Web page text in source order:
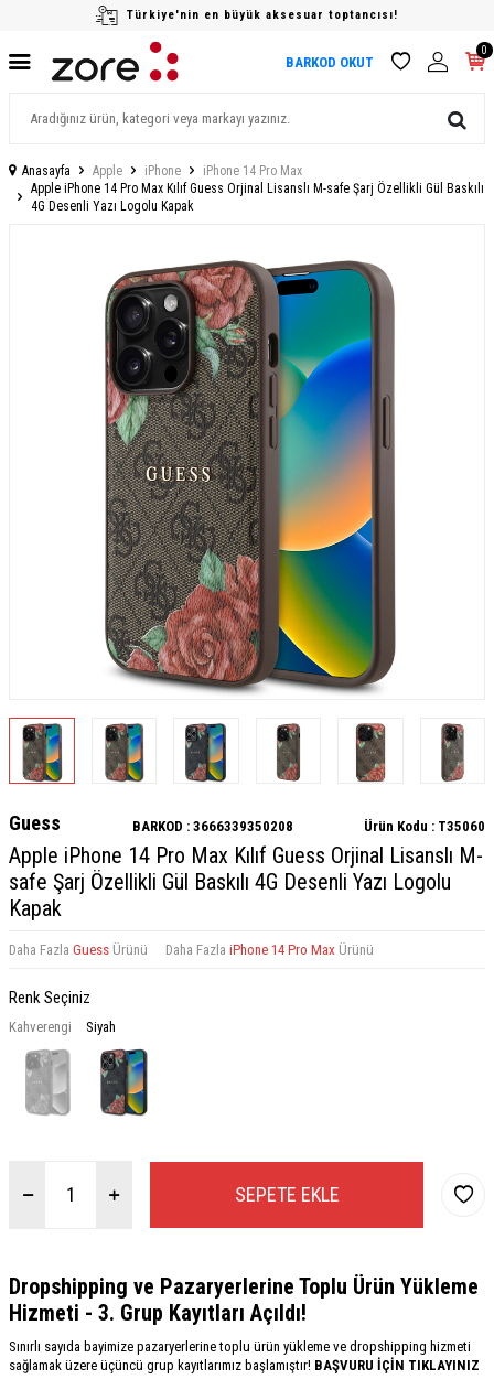
Türkiye'nin en büyük aksesuar toptancısı!
BARKOD OKUT
0
Anasayfa Apple iPhone
iPhone 14 Pro Max
Apple iPhone 14 Pro Max Kılıf Guess Orjinal Lisanslı M-safe Şarj Özellikli Gül Baskılı
4G Desenli Yazı Logolu Kapak
Guess BARKOD : 3666339350208 Ürün Kodu : T35060
Apple iPhone 14 Pro Max Kılıf Guess Orjinal Lisanslı M-
safe Şarj Özellikli Gül Baskılı 4G Desenli Yazı Logolu
Kapak
Daha Fazla Guess Ürünü Daha Fazla iPhone 14 Pro Max Ürünü
Renk Seçiniz
Kahverengi Siyah
SEPETE EKLE
Dropshipping ve Pazaryerlerine Toplu Ürün Yükleme
Hizmeti - 3. Grup Kayıtları Açıldı!
Sınırlı sayıda bayimize pazaryerlerine toplu ürün yükleme ve dropshipping hizmeti
sağlamak üzere üçüncü grup kayıtlarımız başlamıştır! BAŞVURU İÇİN TIKLAYINIZ